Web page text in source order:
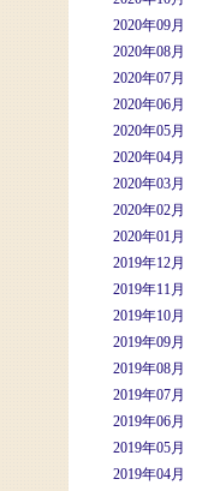
2020年09月
2020年08月
2020年07月
2020年06月
2020年05月
2020年04月
2020年03月
2020年02月
2020年01月
2019年12月
2019年11月
2019年10月
2019年09月
2019年08月
2019年07月
2019年06月
2019年05月
2019年04月